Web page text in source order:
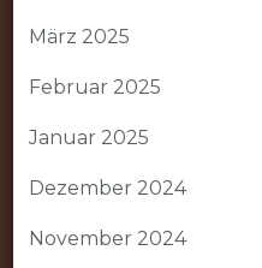
März 2025
Februar 2025
Januar 2025
Dezember 2024
November 2024